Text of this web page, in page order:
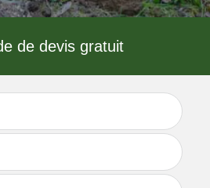
de devis gratuit